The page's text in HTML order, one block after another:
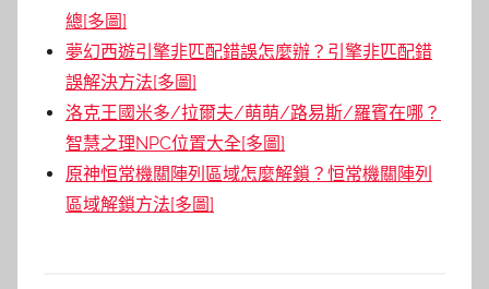
總[多圖]
夢幻西遊引擎非匹配錯誤怎麼辦？引擎非匹配錯
誤解決方法[多圖]
洛克王國米多/拉爾夫/萌萌/路易斯/羅賓在哪？
智慧之理NPC位置大全[多圖]
原神恒常機關陣列區域怎麼解鎖？恒常機關陣列
區域解鎖方法[多圖]